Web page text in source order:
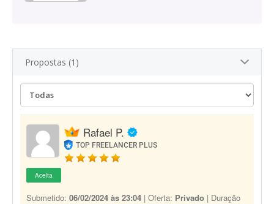
Propostas (1)
Rafael P.
TOP FREELANCER PLUS
Aceita
Submetido: 06/02/2024 às 23:04 | Oferta: Privado | Duração